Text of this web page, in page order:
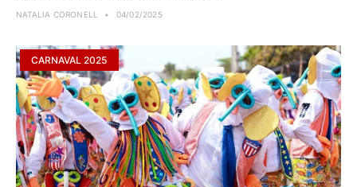
NATALIA CORONELL 04/02/2025
CARNAVAL 2025